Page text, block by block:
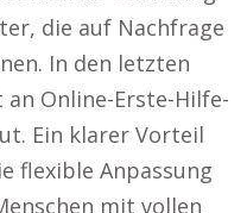
die auf Nachfrage
In den letzten
an Online-Erste-Hilfe-
Ein klarer Vorteil
flexible Anpassung
mit vollen